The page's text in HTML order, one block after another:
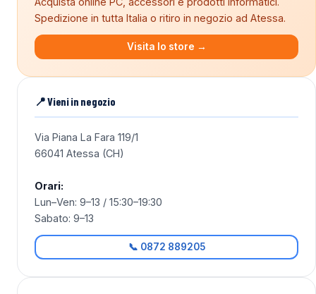
Spedizione in tutta Italia o ritiro in negozio ad Atessa.
Visita lo store →
📍 Vieni in negozio
Via Piana La Fara 119/1
66041 Atessa (CH)
Orari:
Lun–Ven: 9–13 / 15:30–19:30
Sabato: 9–13
📞 0872 889205